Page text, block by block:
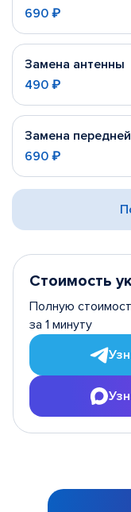
690 ₽
Замена антенны
490 ₽
Замена
690 ₽
Стоимость
Полную
за 1 минуту